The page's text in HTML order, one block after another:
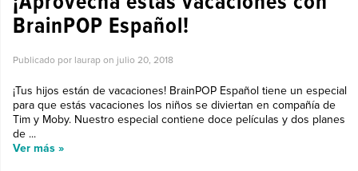
BrainPOP Español!
Publicado por laurap on julio 20, 2018
¡Tus hijos están de vacaciones! BrainPOP Español tiene un especial
para que estás vacaciones los niños se diviertan en compañía de
Tim y Moby. Nuestro especial contiene doce películas y dos planes
de ...
Ver más »